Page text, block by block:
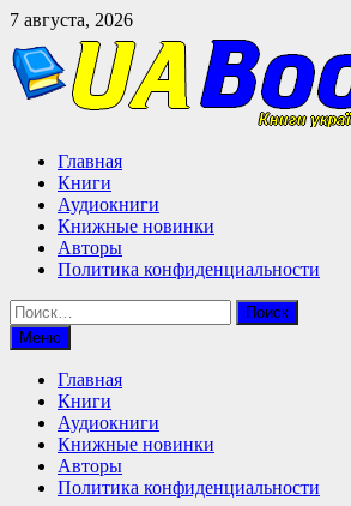
Перейти
содержимому
7 августа, 2026
Главная
Книги
Аудиокниги
Книжные новинки
Авторы
Политика конфиденциальности
Найти:
Меню
Главная
Книги
Аудиокниги
Книжные новинки
Авторы
Политика конфиденциальности